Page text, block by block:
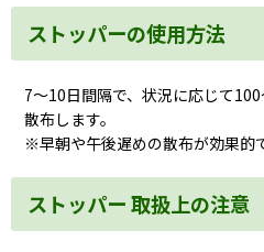
ストッパーの使用方法
7〜10日間隔で、状況に応じて
散布します。
※早朝や午後遅めの散布が効果的
ストッパー 取扱上の注意